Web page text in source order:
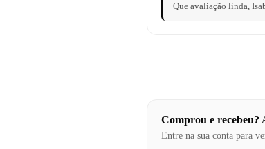
Que avaliação linda,
Comprou e recebeu?
Entre na sua conta para